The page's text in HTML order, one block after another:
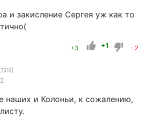
и закисление Сергея уж как то
+3 +1 -2
7310
наших и Колоньи, к сожалению,